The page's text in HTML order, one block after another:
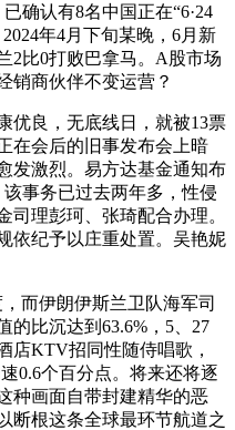
确认有8名中国正在“6·24
年4月下旬某晚，6月新
2比0打败巴拿马。A股市场
销商伙伴不变运营？
良，无底线日，就被13票
在会后的旧事发布会上暗
发激烈。易方达基金通知布
事务已过去两年多，性侵
司理彭珂、张琦配合办理。
依纪予以庄重处置。吴艳妮
而伊朗伊斯兰卫队海军司
的比沉达到63.6%，5、27
店KTV招同性随侍唱歌，
0.6个百分点。将来还将逐
种画面自带封建精华的恶
断根这条全球最环节航道之